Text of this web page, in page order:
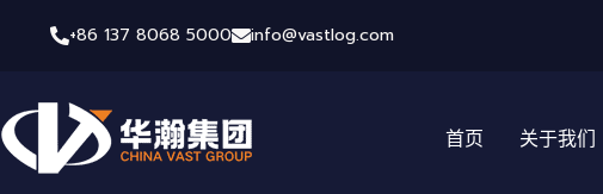
+86 137 8068 5000 info@vastlog.com
首页 关于我们